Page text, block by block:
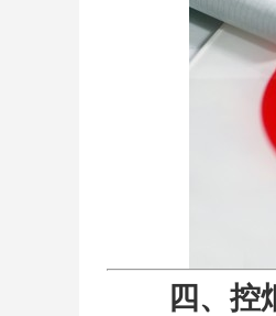
四、控